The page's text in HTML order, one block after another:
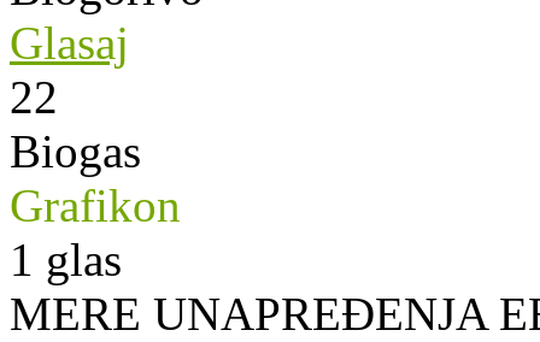
Glasaj
22
Biogas
Grafikon
1 glas
MERE UNAPREĐENJA